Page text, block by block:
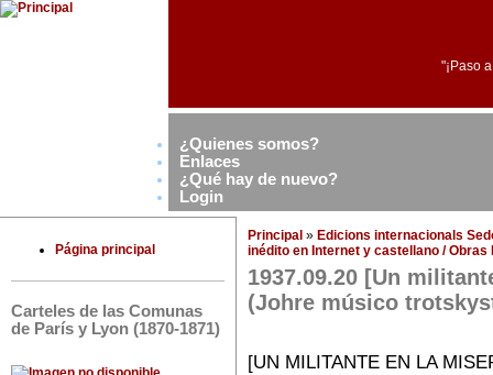
"¡Paso
¿Quienes somos?
Enlaces
¿Qué hay de nuevo?
Login
Página principal
Carteles de las Comunas
de París y Lyon (1870-1871)
Principal » Edicions internacionals
inédito en Internet y castellano / Obras
1937.09.20 [Un
(Johre músico
[UN MILITANTE EN LA